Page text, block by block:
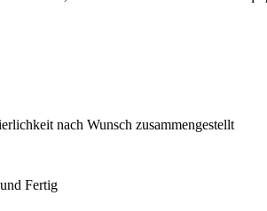
nach Wunsch zusammengestellt